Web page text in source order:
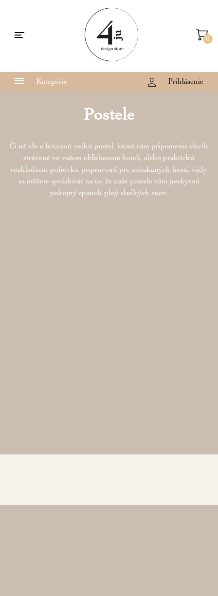
0
Kategórie Prihlásenie
Postele
Či už ide o luxusnú veľkú posteľ, ktorá vám pripomenie chvíle
strávené vo vašom obľúbenom hoteli, alebo praktickú
rozkladaciu pohovku pripravenú pre nečakaných hostí, vždy
sa môžete spoľahnúť na to, že naše postele vám poskytnú
pokojný spánok plný sladkých snov.